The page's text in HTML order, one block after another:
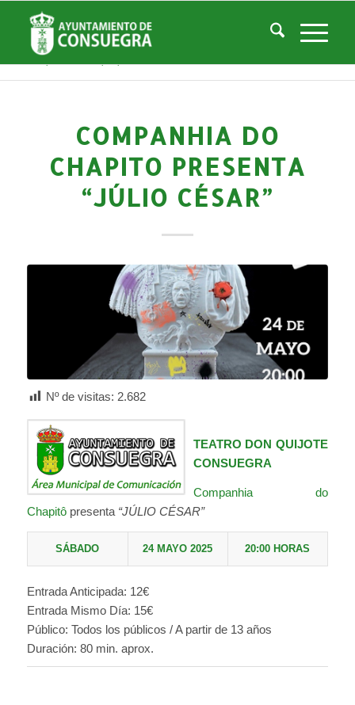
Noticias
Usted está aquí: Inicio / Noticias Cultura /
Teatro Don Quijote / Histórico de Eventos Teatro
COMPANHIA DO
CHAPITO PRESENTA
“JÚLIO CÉSAR”
Nº de visitas: 2.682
TEATRO DON QUIJOTE
CONSUEGRA
Companhia do
Chapitôpresenta “JÚLIO CÉSAR”
SÁBADO 24 MAYO 2025 20:00 HORAS
Entrada Anticipada: 12€
Entrada Mismo Día: 15€
Público: Todos los públicos / A partir de 13 años
Duración: 80 min. aprox.